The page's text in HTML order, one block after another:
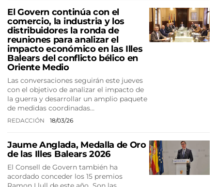
El Govern continúa con el
comercio, la industria y los
distribuidores la ronda de
reuniones para analizar el
impacto económico en las Illes
Balears del conflicto bélico en
Oriente Medio
Las conversaciones seguirán este jueves
con el objetivo de analizar el impacto de
la guerra y desarrollar un amplio paquete
de medidas coordinadas…
REDACCIÓN 18/03/26
Jaume Anglada, Medalla de Oro
de las Illes Balears 2026
El Consell de Govern también ha
acordado conceder los 15 premios